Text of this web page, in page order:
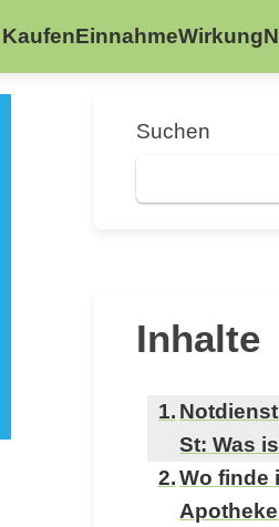
KaufenEinnahmeWirkung
Suchen
Inhalte
St: Was
Wo finde